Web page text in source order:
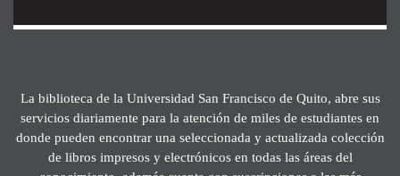
La biblioteca de la Universidad San Francisco de Quito, abre sus
servicios diariamente para la atención de miles de estudiantes en
donde pueden encontrar una seleccionada y actualizada colección
de libros impresos y electrónicos en todas las áreas del